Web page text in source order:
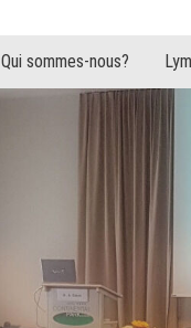
Qui sommes-nous?